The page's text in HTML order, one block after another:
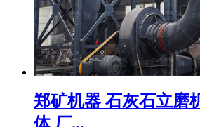
郑矿机器 石灰石立磨